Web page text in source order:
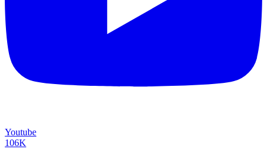
Youtube
106K